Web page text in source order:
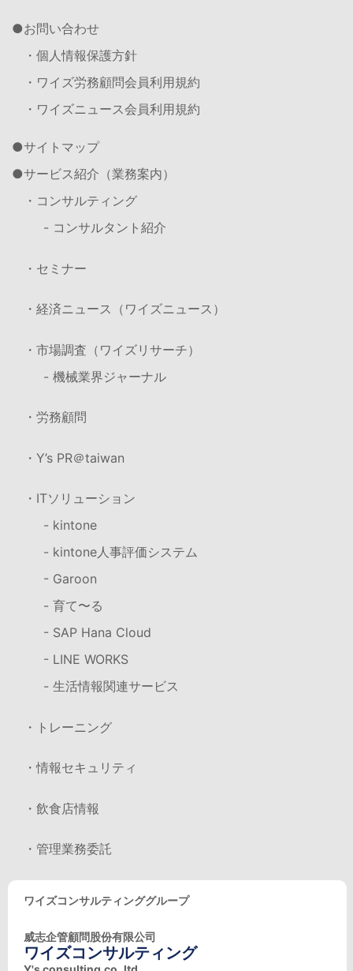
お問い合わせ
・個人情報保護方針
・ワイズ労務顧問会員利用規約
・ワイズニュース会員利用規約
サイトマップ
サービス紹介（業務案内）
・コンサルティング
- コンサルタント紹介
・セミナー
・経済ニュース（ワイズニュース）
・市場調査（ワイズリサーチ）
- 機械業界ジャーナル
・労務顧問
・Y’s PR＠taiwan
・ITソリューション
- kintone
- kintone人事評価システム
- Garoon
- 育て〜る
- SAP Hana Cloud
- LINE WORKS
- 生活情報関連サービス
・トレーニング
・情報セキュリティ
・飲食店情報
・管理業務委託
ワイズコンサルティンググループ
威志企管顧問股份有限公司
ワイズコンサルティング